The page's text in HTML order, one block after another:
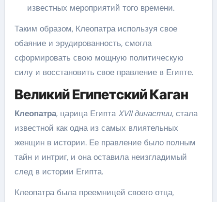
известных мероприятий того времени.
Таким образом, Клеопатра используя свое
обаяние и эрудированность, смогла
сформировать свою мощную политическую
силу и восстановить свое правление в Египте.
Великий Египетский Каган
Клеопатра, царица Египта XVII династии, стала
известной как одна из самых влиятельных
женщин в истории. Ее правление было полным
тайн и интриг, и она оставила неизгладимый
след в истории Египта.
Клеопатра была преемницей своего отца,